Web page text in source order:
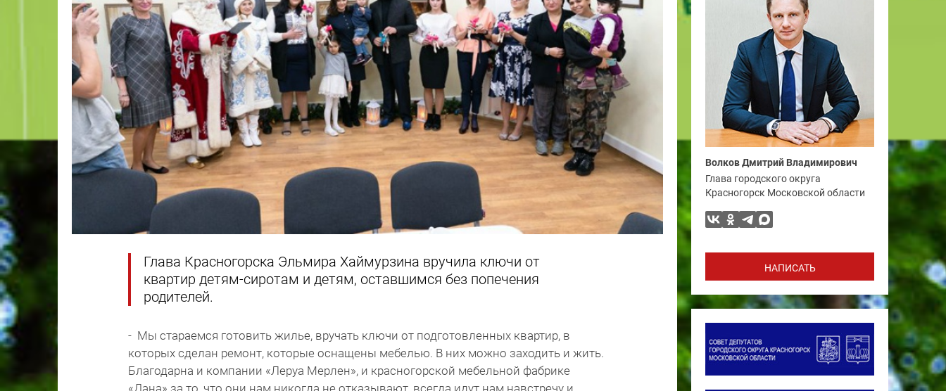
Глава Красногорска Эльмира Хаймурзина вручила ключи от
квартир детям-сиротам и детям, оставшимся без попечения
родителей.
- Мы стараемся готовить жилье, вручать ключи от подготовленных квартир, в
которых сделан ремонт, которые оснащены мебелью. В них можно заходить и жить.
Благодарна и компании «Леруа Мерлен», и красногорской мебельной фабрике
Волков Дмитрий Владимирович
Глава городского округа
Красногорск Московской области
НАПИСАТЬ